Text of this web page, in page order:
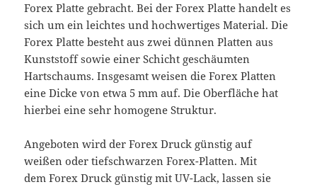
Forex Platte gebracht. Bei der Forex Platte handelt es
sich um ein leichtes und hochwertiges Material. Die
Forex Platte besteht aus zwei dünnen Platten aus
Kunststoff sowie einer Schicht geschäumten
Hartschaums. Insgesamt weisen die Forex Platten
eine Dicke von etwa 5 mm auf. Die Oberfläche hat
hierbei eine sehr homogene Struktur.
Angeboten wird der Forex Druck günstig auf
weißen oder tiefschwarzen Forex-Platten. Mit
dem Forex Druck günstig mit UV-Lack, lassen sie